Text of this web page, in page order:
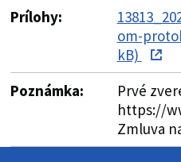
Prílohy:
om-
kB)
Poznámka:
Prvé
https://
Zmluva